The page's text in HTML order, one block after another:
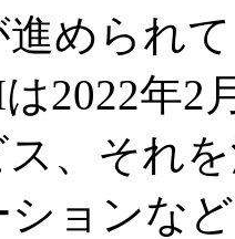
められ
2022年2
、それ
ョンな